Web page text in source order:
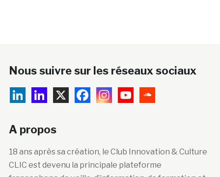
Nous suivre sur les réseaux sociaux
A propos
18 ans après sa création, le Club Innovation & Culture
CLIC est devenu la principale plateforme